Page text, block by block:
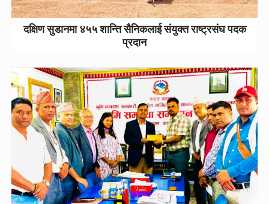
दक्षिण सुडानमा ४५५ शान्ति सैनिकलाई संयुक्त राष्ट्रसंघ पदक
प्रदान